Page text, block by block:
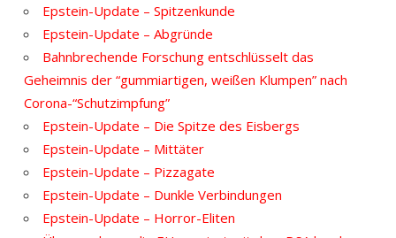
Epstein-Update – Spitzenkunde
Epstein-Update – Abgründe
Bahnbrechende Forschung entschlüsselt das
Geheimnis der “gummiartigen, weißen Klumpen” nach
Corona-“Schutzimpfung”
Epstein-Update – Die Spitze des Eisbergs
Epstein-Update – Mittäter
Epstein-Update – Pizzagate
Epstein-Update – Dunkle Verbindungen
Epstein-Update – Horror-Eliten